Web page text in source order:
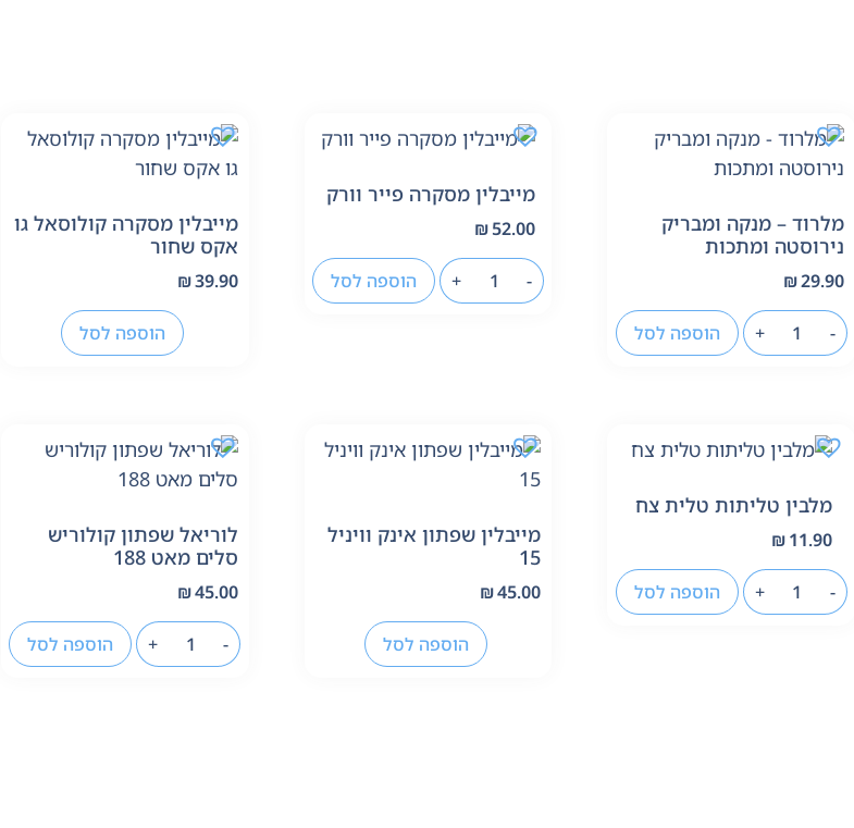
מלרוד – מנקה ומבריק
נירוסטה ומתכות
₪29.90
-
+ הוספה לסל
מייבלין מסקרה פייר וורק
₪52.00
-
+ הוספה לסל
מייבלין מסקרה קולוסאל גו
אקס שחור
₪39.90
הוספה לסל
מלבין טליתות טלית צח
₪11.90
-
+ הוספה לסל
מייבלין שפתון אינק וויניל
15
₪45.00
הוספה לסל
לוריאל שפתון קולוריש
סלים מאט 188
₪45.00
-
+ הוספה לסל